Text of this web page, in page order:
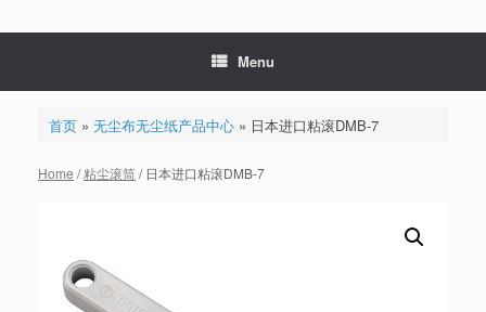
Menu
首页» 无尘布无尘纸产品中心» 日本进口粘滚DMB-7
Home /粘尘滚筒/ 日本进口粘滚DMB-7